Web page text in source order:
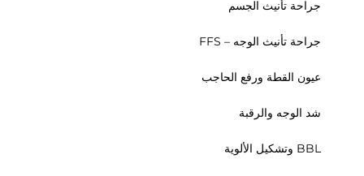
جراحة تأنيث الجسم
جراحة تأنيث الوجه – FFS
عيون القطة ورفع الحاجب
شد الوجه والرقبة
BBL وتشكيل الألوية